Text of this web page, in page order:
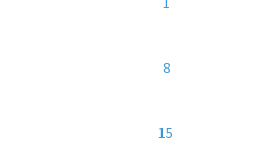
8
15